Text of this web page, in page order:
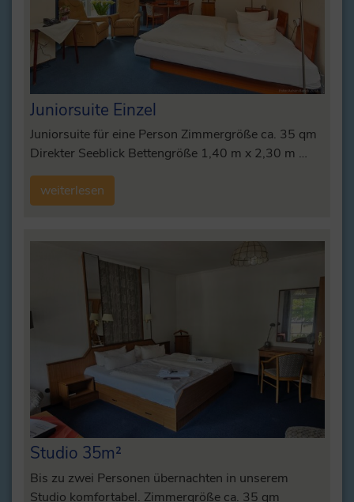
Juniorsuite Einzel
Juniorsuite für eine Person Zimmergröße ca. 35 qm
Direkter Seeblick Bettengröße 1,40 m x 2,30 m …
weiterlesen
Studio 35m²
Bis zu zwei Personen übernachten in unserem
Studio komfortabel. Zimmergröße ca. 35 qm